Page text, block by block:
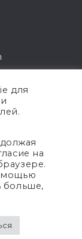
для
на
больше,